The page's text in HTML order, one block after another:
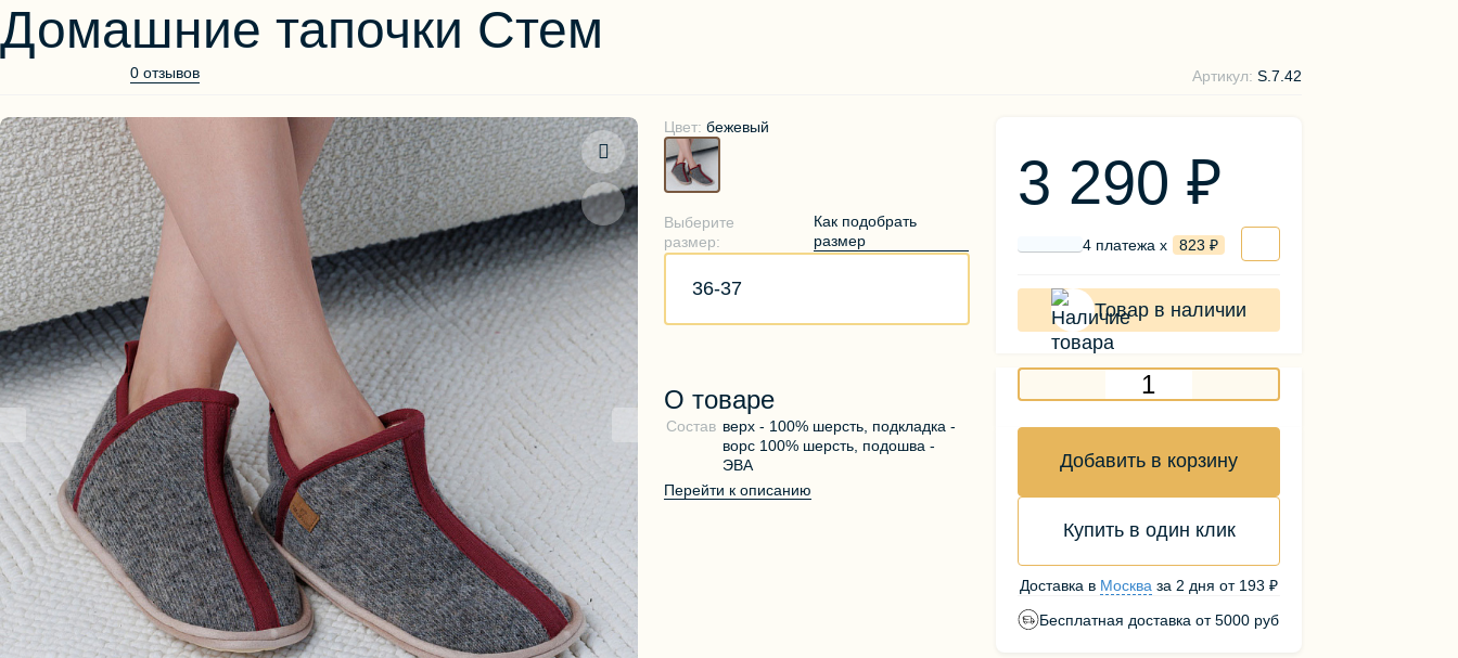
Домашние тапочки Стем
0 отзывов Артикул: S.7.42
Цвет: бежевый
Выберите
размер:
Как подобрать
размер
36-37
О товаре
Состав верх - 100% шерсть, подкладка -
ворс 100% шерсть, подошва -
ЭВА
Перейти к описанию
3 290 ₽
4 платежа х 823 ₽
Товар в наличии
Добавить в корзину
Купить в один клик
Доставка в Москва за 2 дня от 193 ₽
Бесплатная доставка от 5000 руб